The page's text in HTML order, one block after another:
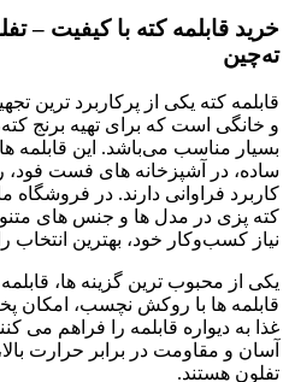
خرید قابلمه کته با کیفیت –
ته‌چین
قابلمه کته یکی از پرکاربرد ترین
و خانگی است که برای تهیه برنج
بسیار مناسب می‌باشد. این قابلمه‌
ساده، در آشپزخانه‌ های فست فود،
کاربرد فراوانی دارند. در فروشگاه
کته‌ پزی در مدل‌ ها و جنس‌ های
نیاز کسب‌وکار خود، بهترین انتخاب
یکی از محبوب‌ ترین گزینه‌ ها،
قابلمه‌ ها با روکش نچسب، امکان
غذا به دیواره قابلمه را فراهم
آسان و مقاومت در برابر حرارت
تفلون هستند.